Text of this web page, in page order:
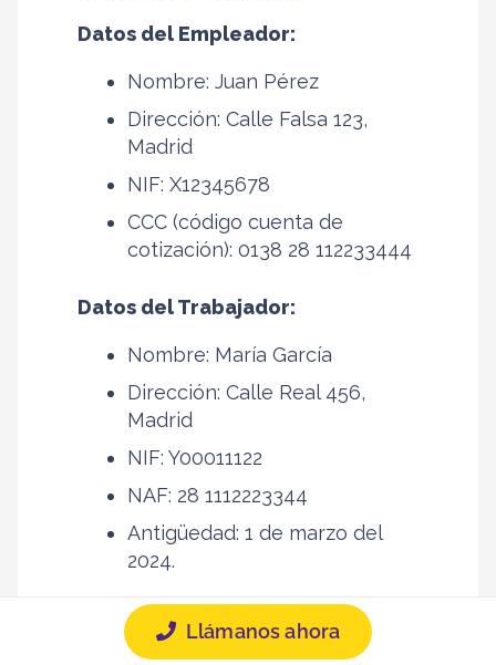
Datos del Empleador:
Nombre: Juan Pérez
Dirección: Calle Falsa 123,
Madrid
NIF: X12345678
CCC (código cuenta de
cotización): 0138 28 112233444
Datos del Trabajador:
Nombre: María García
Dirección: Calle Real 456,
Madrid
NIF: Y00011122
NAF: 28 1112223344
Antigüedad: 1 de marzo del
2024.
Fechas
Llámanos ahora